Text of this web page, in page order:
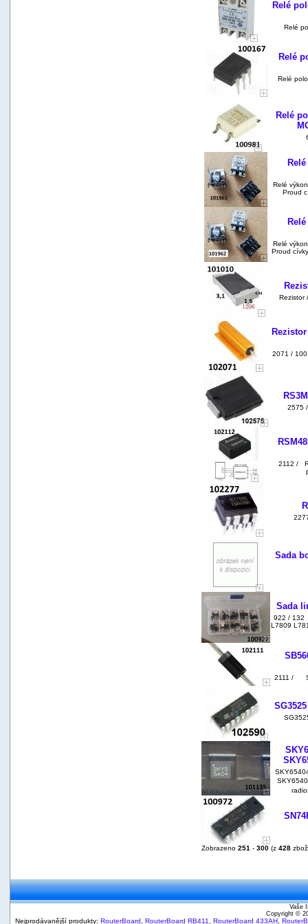
Relé
Relé
Relé
Relé
Relé
Relé
Proud
Relé
Proud
Rezistor
2071 / 100
2575
2112 /
Sada
Sada
922 / 132
L7809
2111 /
Zobrazeno 251 - 300 (z 428
Vaše
Copyright ©
Nejprodávanější produkty: RouterBoard RouterBoard RB411 RouterBoard 433AH